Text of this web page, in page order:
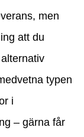
men
att du
typen
i
– gärna får